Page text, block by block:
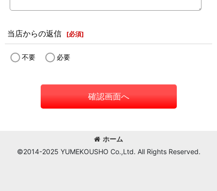
当店からの返信 [必須]
不要 必要
確認画面へ
ホーム
©2014-2025 YUMEKOUSHO Co.,Ltd. All Rights Reserved.